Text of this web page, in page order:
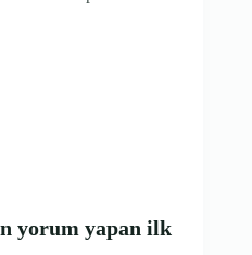
yorum yapan ilk